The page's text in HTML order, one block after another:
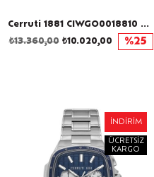
Cerruti 1881 CIWGO0018810 Erkek Kol Saati
₺10.020,00
₺13.360,00 %25
İNDIRIM
ÜCRETSIZ
KARGO